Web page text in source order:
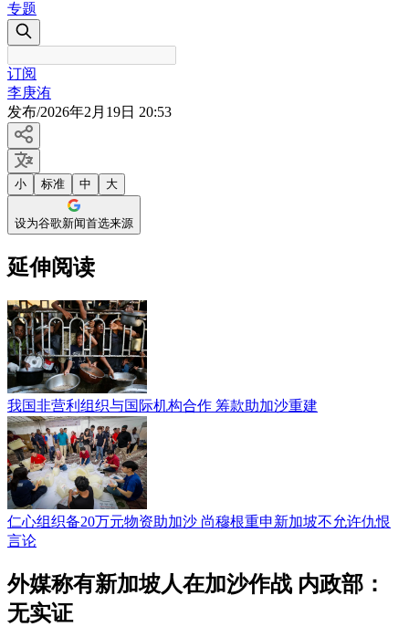
专题
订阅
李庚洧
发布/2026年2月19日 20:53
小 标准 中 大
设为谷歌新闻首选来源
延伸阅读
我国非营利组织与国际机构合作 筹款助加沙重建
仁心组织备20万元物资助加沙 尚穆根重申新加坡不允许仇恨
言论
外媒称有新加坡人在加沙作战 内政部：
无实证